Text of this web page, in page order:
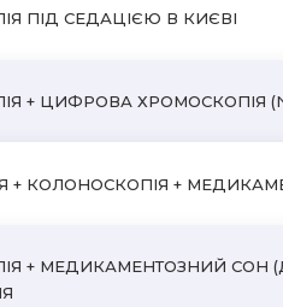
ПІД СЕДАЦІЄЮ В КИЄВІ
+ ЦИФРОВА ХРОМОСКОПІЯ
+ КОЛОНОСКОПІЯ +
+ МЕДИКАМЕНТОЗНИЙ СОН